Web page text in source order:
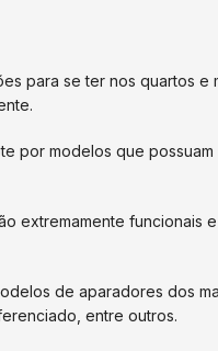
para se ter nos quartos e
por modelos que
extremamente funcionais
de aparadores dos
entre outros.